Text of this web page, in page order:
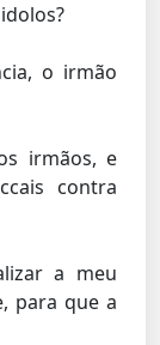
o irmão
irmãos, e
contra
a meu
para que a